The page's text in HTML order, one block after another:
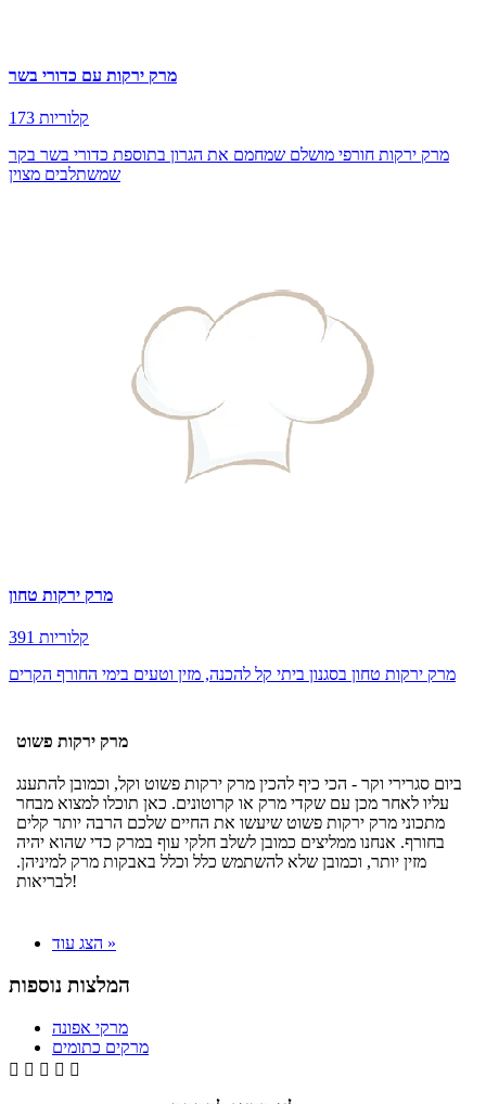
מרק ירקות עם כדורי בשר
173 קלוריות
מרק ירקות חורפי מושלם שמחמם את הגרון בתוספת כדורי בשר בקר
שמשתלבים מצוין
מרק ירקות טחון
391 קלוריות
מרק ירקות טחון בסגנון ביתי קל להכנה, מזין וטעים בימי החורף הקרים
מרק ירקות פשוט
ביום סגרירי וקר - הכי כיף להכין מרק ירקות פשוט וקל, וכמובן להתענג
עליו לאחר מכן עם שקדי מרק או קרוטונים. כאן תוכלו למצוא מבחר
מתכוני מרק ירקות פשוט שיעשו את החיים שלכם הרבה יותר קלים
בחורף. אנחנו ממליצים כמובן לשלב חלקי עוף במרק כדי שהוא יהיה
מזין יותר, וכמובן שלא להשתמש כלל וכלל באבקות מרק למיניהן.
לבריאות!
הצג עוד »
המלצות נוספות
מרקי אפונה
מרקים כתומים
    